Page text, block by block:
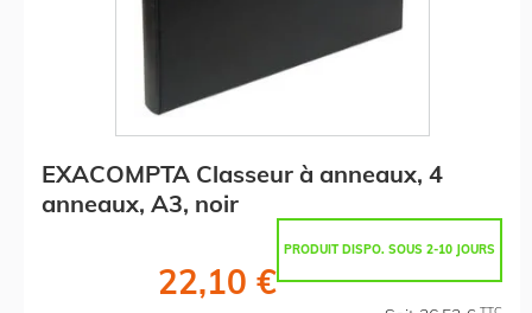
EXACOMPTA Classeur à anneaux, 4
anneaux, A3, noir
PRODUIT DISPO. SOUS 2-10 JOURS
22,10 €